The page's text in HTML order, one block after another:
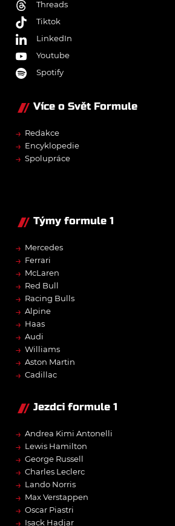
Threads
Tiktok
LinkedIn
Youtube
Spotify
Více o Svět Formule
→ Redakce
→ Encyklopedie
→ Spolupráce
Týmy formule 1
→ Mercedes
→ Ferrari
→ McLaren
→ Red Bull
→ Racing Bulls
→ Alpine
→ Haas
→ Audi
→ Williams
→ Aston Martin
→ Cadillac
Jezdci formule 1
→ Andrea Kimi Antonelli
→ Lewis Hamilton
→ George Russell
→ Charles Leclerc
→ Lando Norris
→ Max Verstappen
→ Oscar Piastri
→ Isack Hadjar